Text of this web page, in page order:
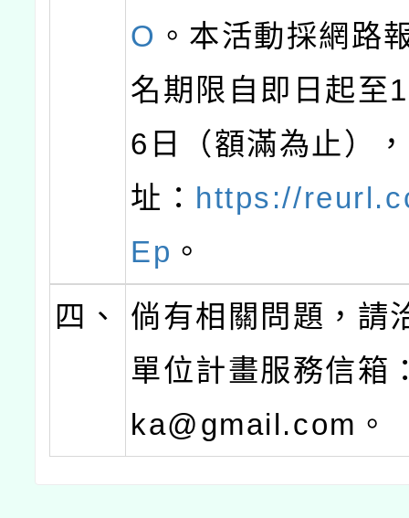
O 。本活動採網路
名期限自即日起至
6日（額滿為止）
址： https://
Ep 。
四、
倘有相關問題，請
單位計畫服務信箱
ka@gmail.com。